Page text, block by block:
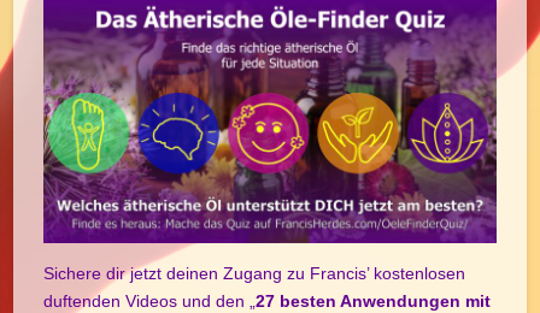
Sichere dir jetzt deinen Zugang zu Francis’ kostenlosen
duftenden Videos und den „27 besten Anwendungen mit